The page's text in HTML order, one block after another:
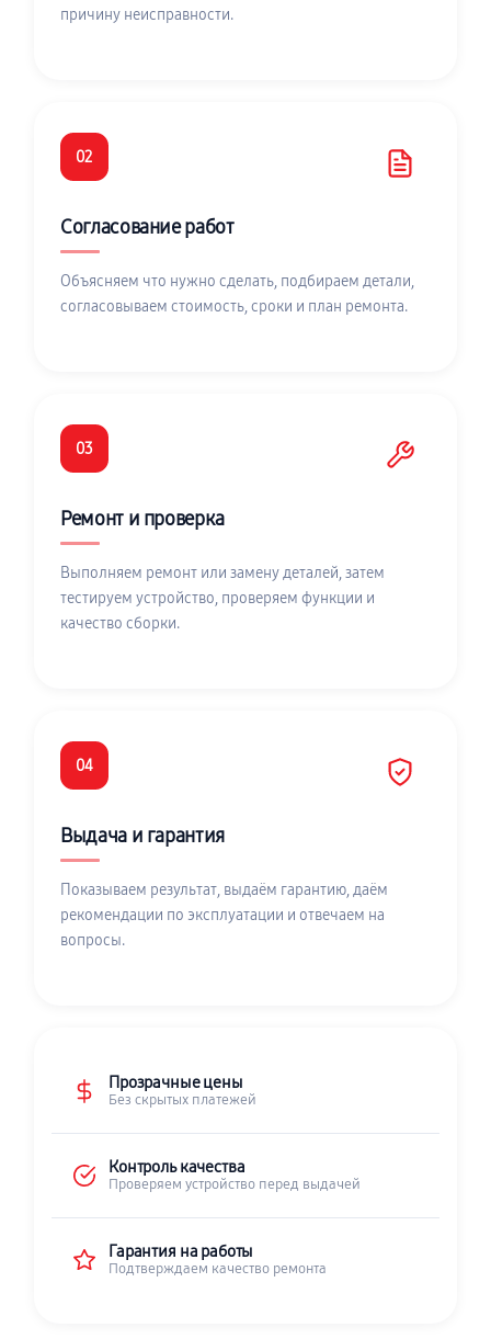
причину неисправности.
02
Согласование работ
Объясняем что нужно сделать, подбираем детали,
согласовываем стоимость, сроки и план ремонта.
03
Ремонт и проверка
Выполняем ремонт или замену деталей, затем
тестируем устройство, проверяем функции и
качество сборки.
04
Выдача и гарантия
Показываем результат, выдаём гарантию, даём
рекомендации по эксплуатации и отвечаем на
вопросы.
Прозрачные цены
Без скрытых платежей
Контроль качества
Проверяем устройство перед выдачей
Гарантия на работы
Подтверждаем качество ремонта